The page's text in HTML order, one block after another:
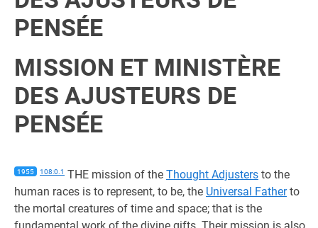
PENSÉE
MISSION ET MINISTÈRE
DES AJUSTEURS DE
PENSÉE
1955 108:0.1 THE mission of the Thought Adjusters to the
human races is to represent, to be, the Universal Fatherto
the mortal creatures of time and space; that is the